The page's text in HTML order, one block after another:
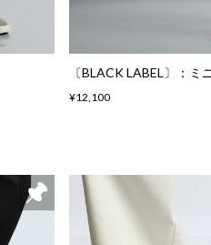
〔BLACK LABEL〕：
¥12,100